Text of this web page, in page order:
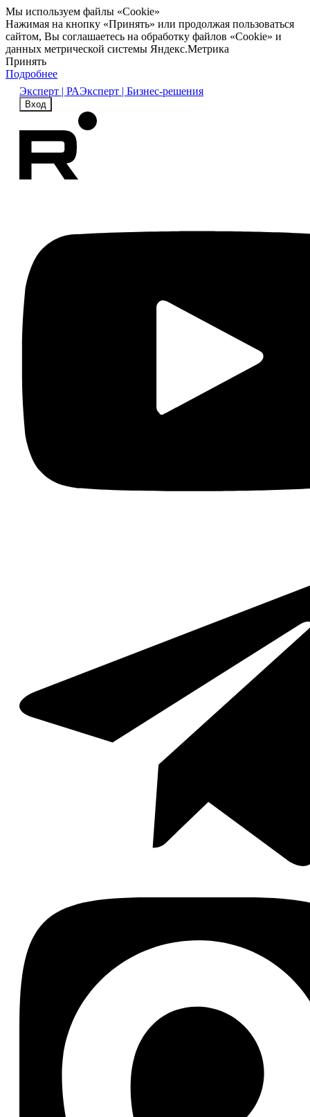
Мы используем файлы «Cookie»
Нажимая на кнопку «Принять» или продолжая пользоваться
сайтом, Вы соглашаетесь на обработку файлов «Cookie» и
данных метрической системы Яндекс.Метрика
Принять
Подробнее
Эксперт | РАЭксперт | Бизнес-решения
Вход